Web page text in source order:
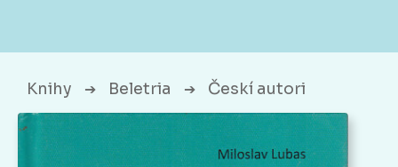
Knihy ➔ Beletria ➔ Českí autori